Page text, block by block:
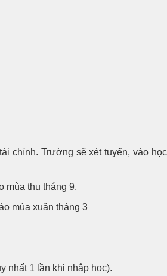
chính. Trường sẽ xét tuyển, vào
mùa thu tháng 9.
mùa xuân tháng 3
nhất 1 lần khi nhập học).